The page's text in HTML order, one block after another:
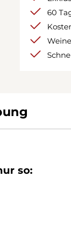
60
so: